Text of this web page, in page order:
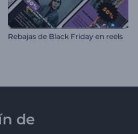
Rebajas de Black Friday en reels
de